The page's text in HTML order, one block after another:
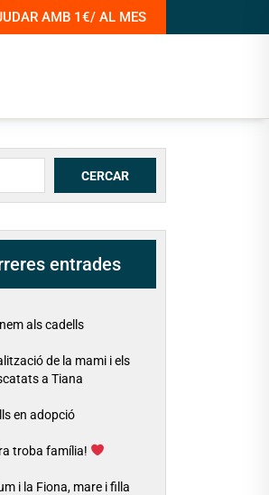
AMB 1€/ AL MES
CERCAR
entrades
als cadells
de la mami i els
a Tiana
en adopció
troba família!
i la Fiona, mare i filla